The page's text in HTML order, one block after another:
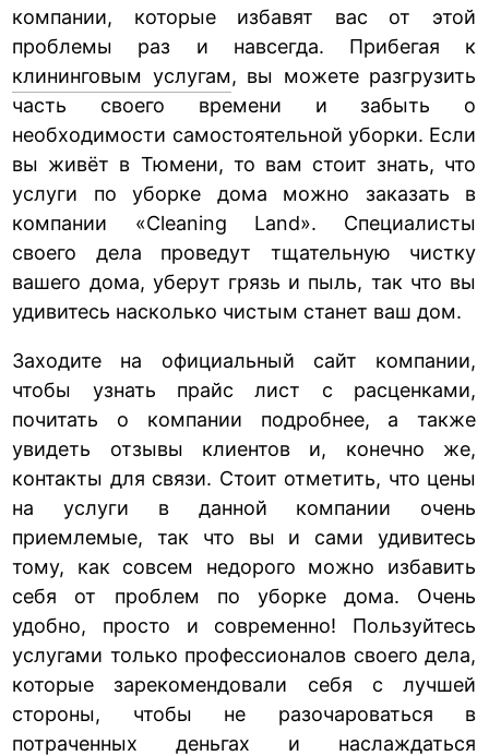
компании, которые избавят вас от этой
проблемы раз и навсегда. Прибегая к
клининговым услугам, вы можете разгрузить
часть своего времени и забыть о
необходимости самостоятельной уборки. Если
вы живёт в Тюмени, то вам стоит знать, что
услуги по уборке дома можно заказать в
компании «Cleaning Land». Специалисты
своего дела проведут тщательную чистку
вашего дома, уберут грязь и пыль, так что вы
удивитесь насколько чистым станет ваш дом.
Заходите на официальный сайт компании,
чтобы узнать прайс лист с расценками,
почитать о компании подробнее, а также
увидеть отзывы клиентов и, конечно же,
контакты для связи. Стоит отметить, что цены
на услуги в данной компании очень
приемлемые, так что вы и сами удивитесь
тому, как совсем недорого можно избавить
себя от проблем по уборке дома. Очень
удобно, просто и современно! Пользуйтесь
услугами только профессионалов своего дела,
которые зарекомендовали себя с лучшей
стороны, чтобы не разочароваться в
потраченных деньгах и наслаждаться